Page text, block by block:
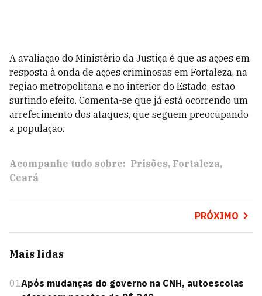
A avaliação do Ministério da Justiça é que as ações em
resposta à onda de ações criminosas em Fortaleza, na
região metropolitana e no interior do Estado, estão
surtindo efeito. Comenta-se que já está ocorrendo um
arrefecimento dos ataques, que seguem preocupando
a população.
Acompanhe tudo sobre: Prisões Fortaleza
Ceará
PRÓXIMO
Mais lidas
01Após mudanças do governo na CNH, autoescolas